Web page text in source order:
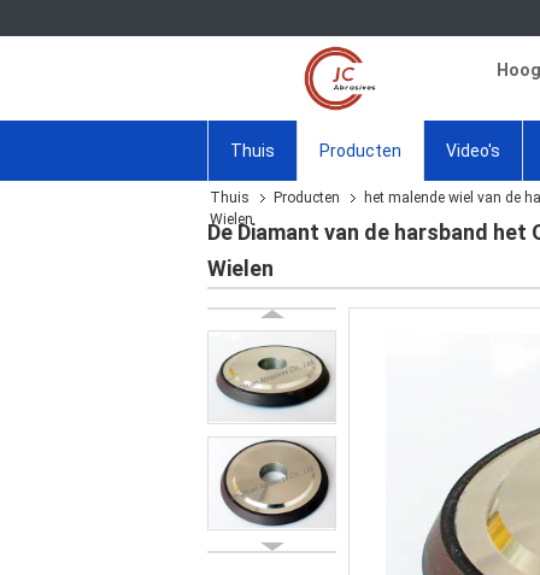
Thuis Producten Video's
Thuis Producten
het malende wiel van de
Wielen
De Diamant van de harsband
Wielen